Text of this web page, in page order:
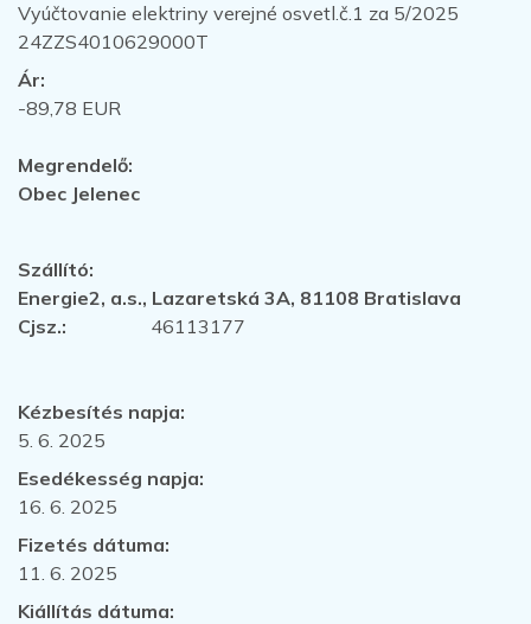
Vyúčtovanie elektriny verejné osvetl.č.1 za 5/2025
24ZZS4010629000T
Ár:
-89,78 EUR
Megrendelő:
Obec Jelenec
Szállító:
Energie2, a.s., Lazaretská 3A, 81108 Bratislava
Cjsz.:
46113177
Kézbesítés napja:
5. 6. 2025
Esedékesség napja:
16. 6. 2025
Fizetés dátuma:
11. 6. 2025
Kiállítás dátuma: